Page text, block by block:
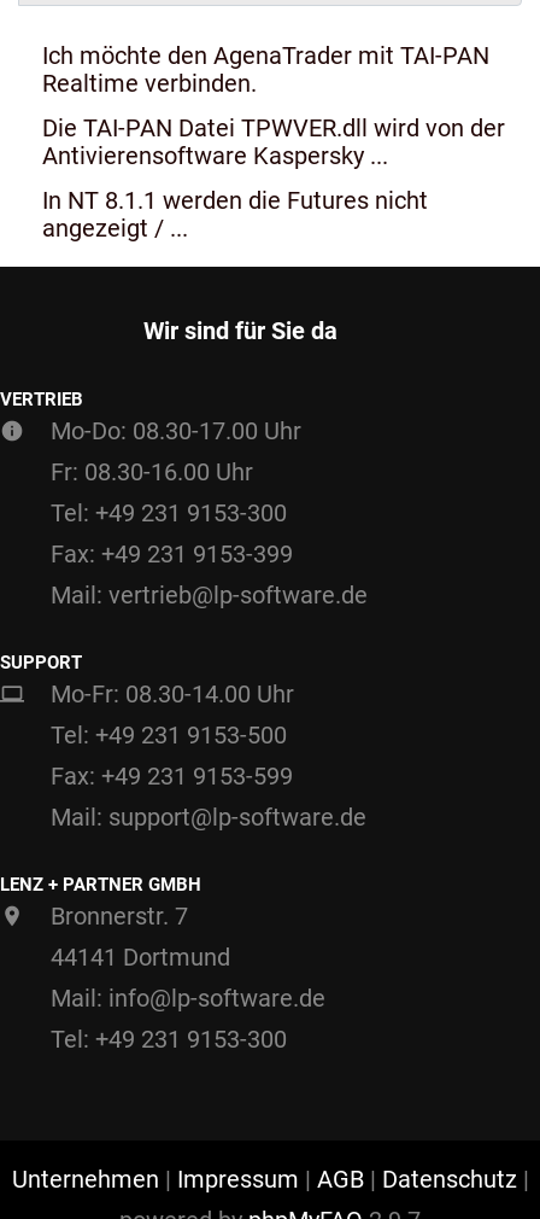
Ich möchte den AgenaTrader mit TAI-PAN
Realtime verbinden.
Die TAI-PAN Datei TPWVER.dll wird von der
Antivierensoftware Kaspersky ...
In NT 8.1.1 werden die Futures nicht
angezeigt / ...
Wir sind für Sie da
VERTRIEB
Mo-Do: 08.30-17.00 Uhr
Fr: 08.30-16.00 Uhr
Tel: +49 231 9153-300
Fax: +49 231 9153-399
Mail: vertrieb@lp-software.de
SUPPORT
Mo-Fr: 08.30-14.00 Uhr
Tel: +49 231 9153-500
Fax: +49 231 9153-599
Mail: support@lp-software.de
LENZ + PARTNER GMBH
Bronnerstr. 7
44141 Dortmund
Mail: info@lp-software.de
Tel: +49 231 9153-300
Unternehmen | Impressum | AGB | Datenschutz|